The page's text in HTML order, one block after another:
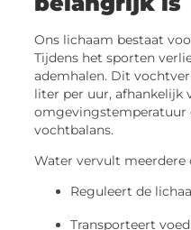
Ons lichaam bestaat
Tijdens het sporten
ademhalen. Dit
liter per uur, afhankelijk
omgevingstemperatuur
vochtbalans.
Water vervult meerdere
Reguleert de
Transporteert